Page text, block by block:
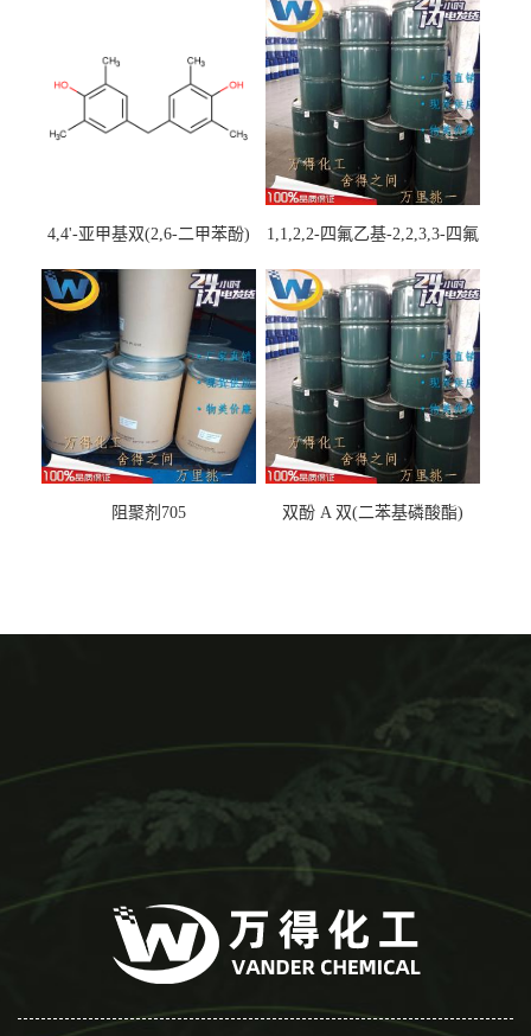
4,4'-亚甲基双(2,6-二甲苯酚)
1,1,2,2-四氟乙基-2,2,3,3-四氟
阻聚剂705 双酚 A 双(二苯基磷酸酯)